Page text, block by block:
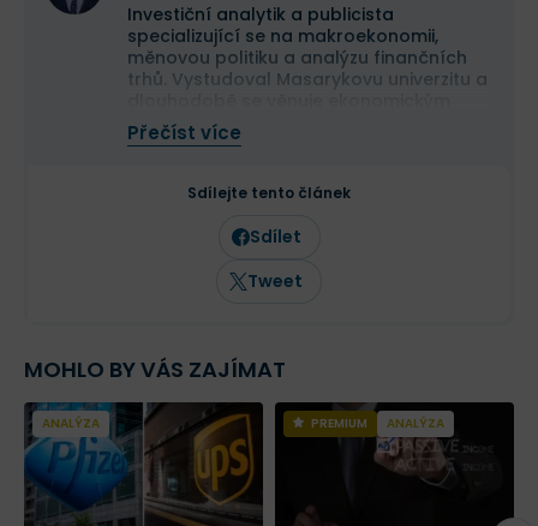
Investiční analytik a publicista
specializující se na makroekonomii,
měnovou politiku a analýzu finančních
trhů. Vystudoval Masarykovu univerzitu a
souvislostem vývoje kapitálových trhů.
Ve Finexu publikuje odborné články
technickou analýzu i makroekonomické
dění. Vedle Finexu pravidelně publikuje
odborné články a komentáře také v
dalších českých ekonomických médiích,
včetně Hospodářských novin.
Přečíst více
Sdílejte tento článek
Sdílet
Tweet
MOHLO BY VÁS ZAJÍMAT
ANALÝZA PREMIUM ANALÝZA